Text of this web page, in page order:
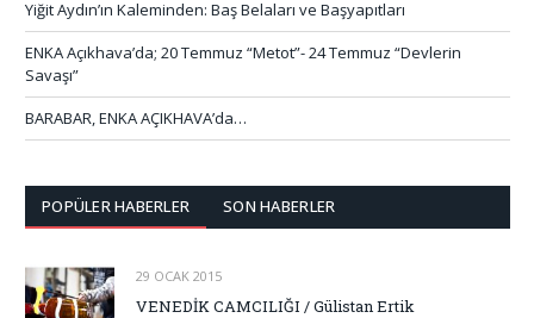
Yiğit Aydın’ın Kaleminden: Baş Belaları ve Başyapıtları
ENKA Açıkhava’da; 20 Temmuz “Metot”- 24 Temmuz “Devlerin
Savaşı”
BARABAR, ENKA AÇIKHAVA’da…
POPÜLER HABERLER SON HABERLER
29 OCAK 2015
VENEDİK CAMCILIĞI / Gülistan Ertik